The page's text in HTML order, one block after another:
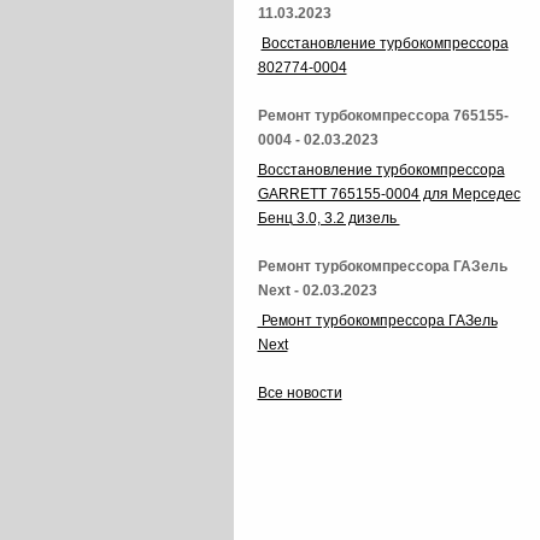
11.03.2023
Восстановление турбокомпрессора
802774-0004
Ремонт турбокомпрессора 765155-
0004 - 02.03.2023
Восстановление турбокомпрессора
GARRETT 765155-0004 для Мерседес
Бенц 3.0, 3.2 дизель
Ремонт турбокомпрессора ГАЗель
Next - 02.03.2023
Ремонт турбокомпрессора ГАЗель
Next
Все новости